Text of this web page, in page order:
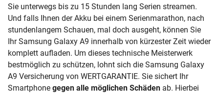
Sie unterwegs bis zu 15 Stunden lang Serien streamen.
Und falls Ihnen der Akku bei einem Serienmarathon, nach
stundenlangem Schauen, mal doch ausgeht, können Sie
Ihr Samsung Galaxy A9 innerhalb von kürzester Zeit wieder
komplett aufladen. Um dieses technische Meisterwerk
bestmöglich zu schützen, lohnt sich die Samsung Galaxy
A9 Versicherung von WERTGARANTIE. Sie sichert Ihr
Smartphone gegen alle möglichen Schäden ab. Hierbei